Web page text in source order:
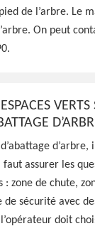
Neuffontaines
de vos
de l’arbre. Le
On peut
ESPACES
assurer les
: zone de chute,
sécurité avec
doit